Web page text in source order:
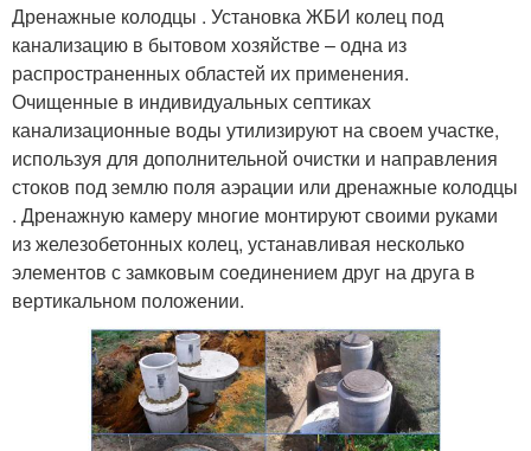
Дренажные колодцы . Установка ЖБИ колец под
канализацию в бытовом хозяйстве – одна из
распространенных областей их применения.
Очищенные в индивидуальных септиках
канализационные воды утилизируют на своем участке,
используя для дополнительной очистки и направления
стоков под землю поля аэрации или дренажные колодцы
. Дренажную камеру многие монтируют своими руками
из железобетонных колец, устанавливая несколько
элементов с замковым соединением друг на друга в
вертикальном положении.